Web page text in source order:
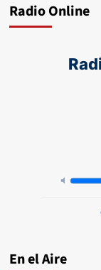
Radio Online
En el Aire